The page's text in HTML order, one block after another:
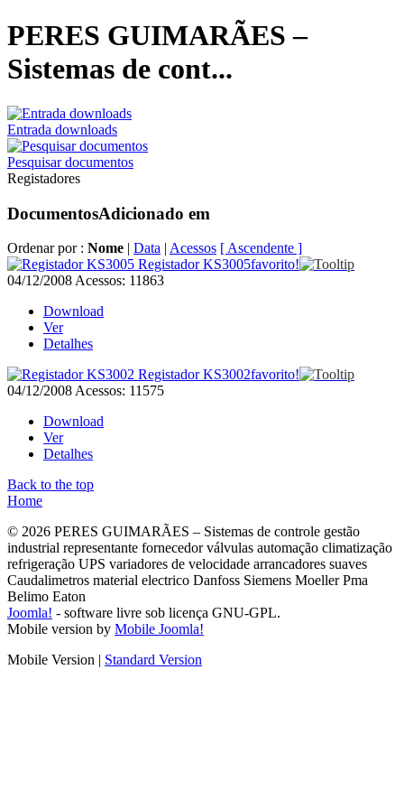
PERES GUIMARÃES –
Sistemas de cont...
Entrada downloads
Pesquisar documentos
Registadores
DocumentosAdicionado em
Ordenar por : Nome | Data | Acessos [ Ascendente ]
Registador KS3005favorito!
04/12/2008 Acessos: 11863
Download
Ver
Detalhes
Registador KS3002favorito!
04/12/2008 Acessos: 11575
Download
Ver
Detalhes
Back to the top
Home
© 2026 PERES GUIMARÃES – Sistemas de controle gestão
industrial representante fornecedor válvulas automação climatização
refrigeração UPS variadores de velocidade arrancadores suaves
Caudalimetros material electrico Danfoss Siemens Moeller Pma
Belimo Eaton
Joomla! - software livre sob licença GNU-GPL.
Mobile version by Mobile Joomla!
Mobile Version | Standard Version